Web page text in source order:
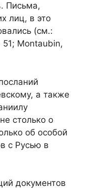
Письма,
лиц, в это
(см.:
51; Montaubin,
а также
столько о
об особой
с Русью в
документов